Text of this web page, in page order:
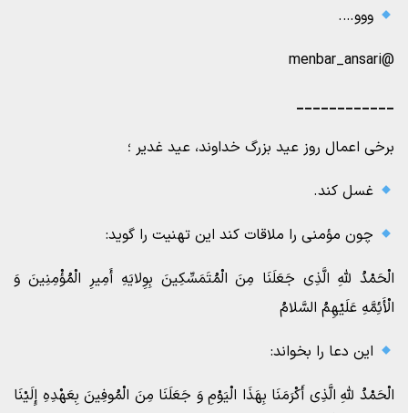
ووو….
@menbar_ansari
____________
برخی اعمال روز عید بزرگ خداوند، عید غدیر ؛
غسل کند.
چون مؤمنى را ملاقات‏ کند این تهنیت را گوید:
الْحَمْدُ للهِ الَّذِی جَعَلَنَا مِنَ الْمُتَمَسِّکِینَ بِوِلایَهِ أَمِیرِ الْمُؤْمِنِینَ وَ
الْأَئِمَّهِ عَلَیْهِمُ السَّلامُ
این دعا را بخواند:
الْحَمْدُ للهِ الَّذِی أَکْرَمَنَا بِهَذَا الْیَوْمِ وَ جَعَلَنَا مِنَ الْمُوفِینَ بِعَهْدِهِ إِلَیْنَا